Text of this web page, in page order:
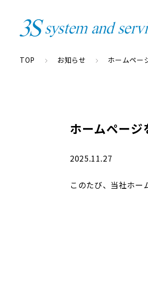
TOP お知らせ ホームペー
ホームページ
2025.11.27
このたび、当社ホー